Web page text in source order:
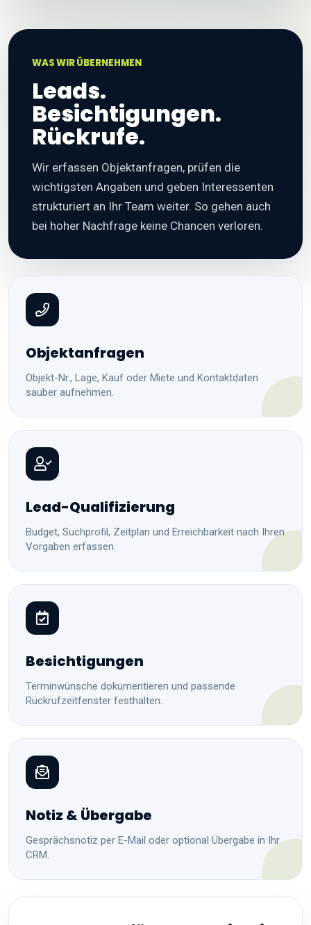
WAS WIR ÜBERNEHMEN
Leads.
Besichtigungen.
Rückrufe.
Wir erfassen Objektanfragen, prüfen die
wichtigsten Angaben und geben Interessenten
strukturiert an Ihr Team weiter. So gehen auch
bei hoher Nachfrage keine Chancen verloren.
Objektanfragen
Objekt-Nr., Lage, Kauf oder Miete und Kontaktdaten
sauber aufnehmen.
Lead-Qualifizierung
Budget, Suchprofil, Zeitplan und Erreichbarkeit nach Ihren
Vorgaben erfassen.
Besichtigungen
Terminwünsche dokumentieren und passende
Rückrufzeitfenster festhalten.
Notiz & Übergabe
Gesprächsnotiz per E-Mail oder optional Übergabe in Ihr
CRM.